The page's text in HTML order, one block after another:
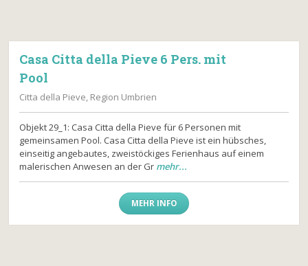
Casa Citta della Pieve 6 Pers. mit
Pool
Citta della Pieve, Region Umbrien
Objekt 29_1: Casa Citta della Pieve für 6 Personen mit
gemeinsamen Pool. Casa Citta della Pieve ist ein hübsches,
einseitig angebautes, zweistöckiges Ferienhaus auf einem
malerischen Anwesen an der Gr mehr...
MEHR INFO